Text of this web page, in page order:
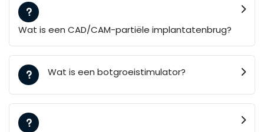
Wat is een CAD/CAM-partiële implantatenbrug?
Wat is een botgroeistimulator?